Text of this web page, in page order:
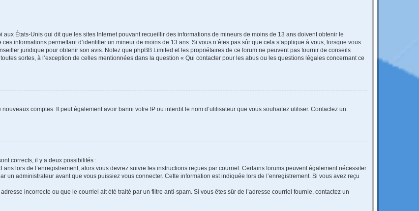
aux États-Unis qui dit que les sites Internet pouvant recueillir des informations de mineurs de moins de 13 ans doivent obtenir le
informations permettant d’identifier un mineur de moins de 13 ans. Si vous n’êtes pas sûr que cela s’applique à vous, lorsque vous
juridique pour obtenir son avis. Notez que phpBB Limited et les propriétaires de ce forum ne peuvent pas fournir de conseils
sortes, à l’exception de celles mentionnées dans la question « Qui contacter pour les abus ou les questions légales concernant ce
comptes. Il peut également avoir banni votre IP ou interdit le nom d’utilisateur que vous souhaitez utiliser. Contactez un
corrects, il y a deux possibilités :
lors de l’enregistrement, alors vous devrez suivre les instructions reçues par courriel. Certains forums peuvent également nécessiter
un administrateur avant que vous puissiez vous connecter. Cette information est indiquée lors de l’enregistrement. Si vous avez reçu
incorrecte ou que le courriel ait été traité par un filtre anti-spam. Si vous êtes sûr de l’adresse courriel fournie, contactez un